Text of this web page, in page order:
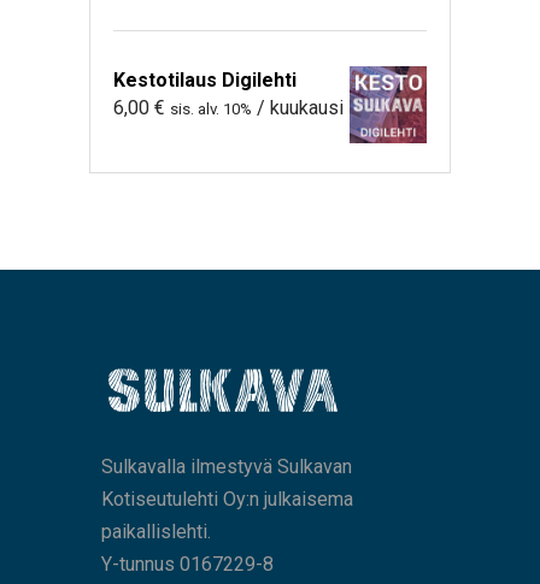
Kestotilaus Digilehti
6,00 € sis. alv. 10% / kuukausi
Sulkavalla ilmestyvä Sulkavan
Kotiseutulehti Oy:n julkaisema
paikallislehti.
Y-tunnus 0167229-8